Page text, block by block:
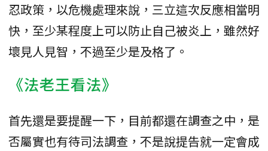
忍政策，以危機處理來說，三立這次反應相當明
快，至少某程度上可以防止自己被炎上，雖然好
壞見人見智，不過至少是及格了。
《法老王看法》
首先還是要提醒一下，目前都還在調查之中，是
否屬實也有待司法調查，不是說提告就一定會成